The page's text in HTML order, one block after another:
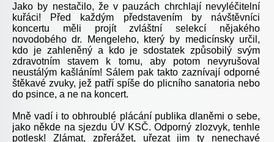
Jako by nestačilo, že v pauzách chrchlají nevyléčitelní
kuřáci! Před každým představením by návštěvníci
koncertu měli projít zvláštní selekcí nějakého
novodobého dr. Mengeleho, který by medicínsky určil,
kdo je zahleněný a kdo je sdostatek způsobilý svým
zdravotním stavem k tomu, aby potom nevyrušoval
neustálým kašláním! Sálem pak takto zaznívají odporné
štěkavé zvuky, jež patří spíše do plicního sanatoria nebo
do psince, a ne na koncert.
Mně vadí i to obhroublé plácání publika dlaněmi o sebe,
jako někde na sjezdu ÚV KSČ. Odporný zlozvyk, tenhle
potlesk! Zlámat, zpřerážet, uřezat jim ty nenechavé